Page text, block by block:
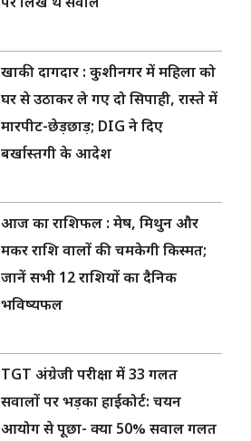
पर लिखे थे सवाल
खाकी दागदार : कुशीनगर में महिला को
घर से उठाकर ले गए दो सिपाही, रास्ते में
मारपीट-छेड़छाड़; DIG ने दिए
बर्खास्तगी के आदेश
आज का राशिफल : मेष, मिथुन और
मकर राशि वालों की चमकेगी किस्मत;
जानें सभी 12 राशियों का दैनिक
भविष्यफल
TGT अंग्रेजी परीक्षा में 33 गलत
सवालों पर भड़का हाईकोर्ट: चयन
आयोग से पूछा- क्या 50% सवाल गलत